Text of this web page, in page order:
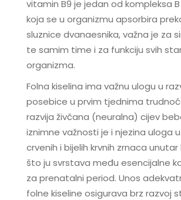
vitamin B9 je jedan od kompleksa
koja se u organizmu apsorbira
sluznice dvanaesnika, važna je za
te samim time i za funkciju svih
organizma.
Folna kiselina ima važnu ulogu u
posebice u prvim tjednima
razvija živčana (neuralna) cijev
iznimne važnosti je i njezina uloga
crvenih i bijelih krvnih zrnaca
što ju svrstava među esencijalne
za prenatalni period. Unos
folne kiseline osigurava brz razvoj